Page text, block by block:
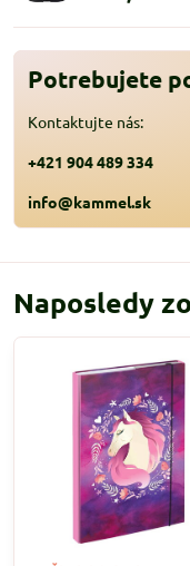
Potrebujete
Kontaktujte nás:
+421 904 489 334
info@kammel.sk
Naposledy